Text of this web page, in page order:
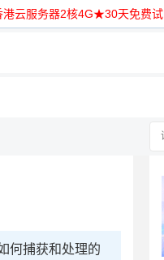
云服务器2核4G★30天免费试
何捕获和处理的